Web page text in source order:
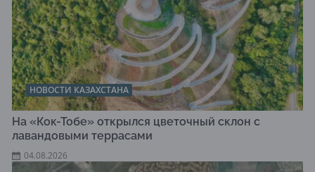
НОВОСТИ КАЗАХСТАНА
На «Кок-Тобе» открылся цветочный склон с
лавандовыми террасами
04.08.2026